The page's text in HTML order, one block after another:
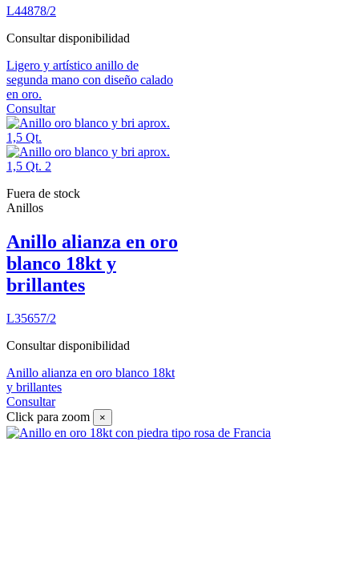
L44878/2
Consultar disponibilidad
Ligero y artístico anillo de
segunda mano con diseño calado
en oro.
Consultar
Fuera de stock
Anillos
Anillo alianza en oro
blanco 18kt y
brillantes
L35657/2
Consultar disponibilidad
Anillo alianza en oro blanco 18kt
y brillantes
Consultar
Click para zoom
×